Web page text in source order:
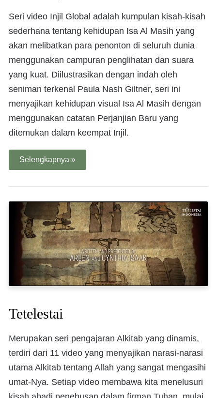
Seri video Injil Global adalah kumpulan kisah-kisah
sederhana tentang kehidupan Isa Al Masih yang
akan melibatkan para penonton di seluruh dunia
menggunakan campuran penglihatan dan suara
yang kuat. Diilustrasikan dengan indah oleh
seniman terkenal Paula Nash Giltner, seri ini
menyajikan kehidupan visual Isa Al Masih dengan
menggunakan catatan Perjanjian Baru yang
ditemukan dalam keempat Injil.
Selengkapnya »
Tetelestai
Merupakan seri pengajaran Alkitab yang dinamis,
terdiri dari 11 video yang menyajikan narasi-narasi
utama Alkitab tentang Allah yang sangat mengasihi
umat-Nya. Setiap video membawa kita menelusuri